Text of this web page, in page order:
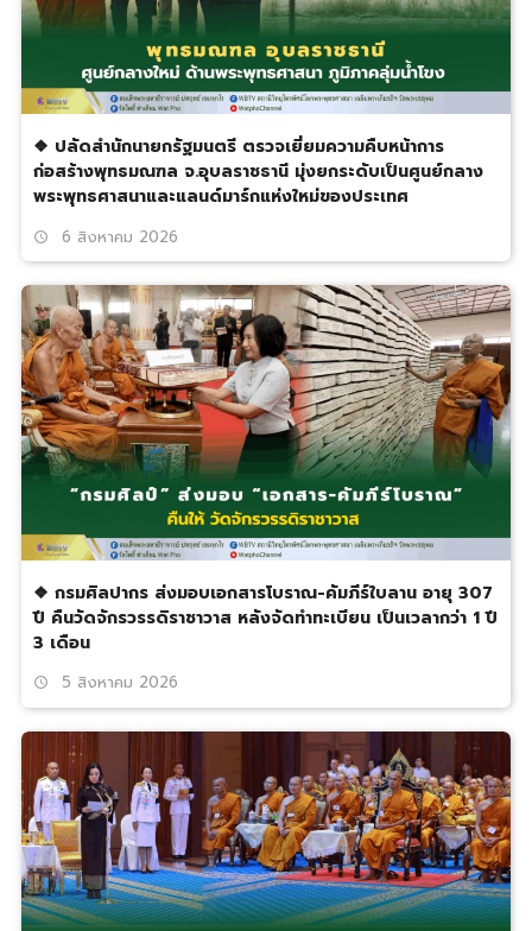
❖ ปลัดสำนักนายกรัฐมนตรี ตรวจเยี่ยมความคืบหน้าการ
ก่อสร้างพุทธมณฑล จ.อุบลราชธานี มุ่งยกระดับเป็นศูนย์กลาง
พระพุทธศาสนาและแลนด์มาร์กแห่งใหม่ของประเทศ
schedule 6 สิงหาคม 2026
❖ กรมศิลปากร ส่งมอบเอกสารโบราณ-คัมภีร์ใบลาน อายุ 307
ปี คืนวัดจักรวรรดิราชาวาส หลังจัดทำทะเบียน เป็นเวลากว่า 1 ปี
3 เดือน
schedule 5 สิงหาคม 2026